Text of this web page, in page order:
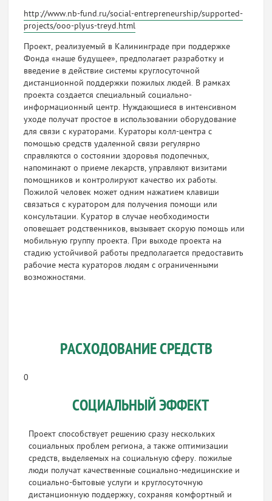
http://www.nb-fund.ru/social-entrepreneurship/supported-
projects/ooo-plyus-treyd.html
Проект, реализуемый в Калининграде при поддержке
Фонда «наше будущее», предполагает разработку и
введение в действие системы круглосуточной
дистанционной поддержки пожилых людей. В рамках
проекта создается специальный социально-
информационный центр. Нуждающиеся в интенсивном
уходе получат простое в использовании оборудование
для связи с кураторами. Кураторы колл-центра с
помощью средств удаленной связи регулярно
справляются о состоянии здоровья подопечных,
напоминают о приеме лекарств, управляют визитами
помощников и контролируют качество их работы.
Пожилой человек может одним нажатием клавиши
связаться с куратором для получения помощи или
консультации. Куратор в случае необходимости
оповещает родственников, вызывает скорую помощь или
мобильную группу проекта. При выходе проекта на
стадию устойчивой работы предполагается предоставить
рабочие места кураторов людям с ограниченными
возможностями.
РАСХОДОВАНИЕ СРЕДСТВ
0
СОЦИАЛЬНЫЙ ЭФФЕКТ
Проект способствует решению сразу нескольких
социальных проблем региона, а также оптимизации
средств, выделяемых на социальную сферу. пожилые
люди получат качественные социально-медицинские и
социально-бытовые услуги и круглосуточную
дистанционную поддержку, сохраняя комфортный и